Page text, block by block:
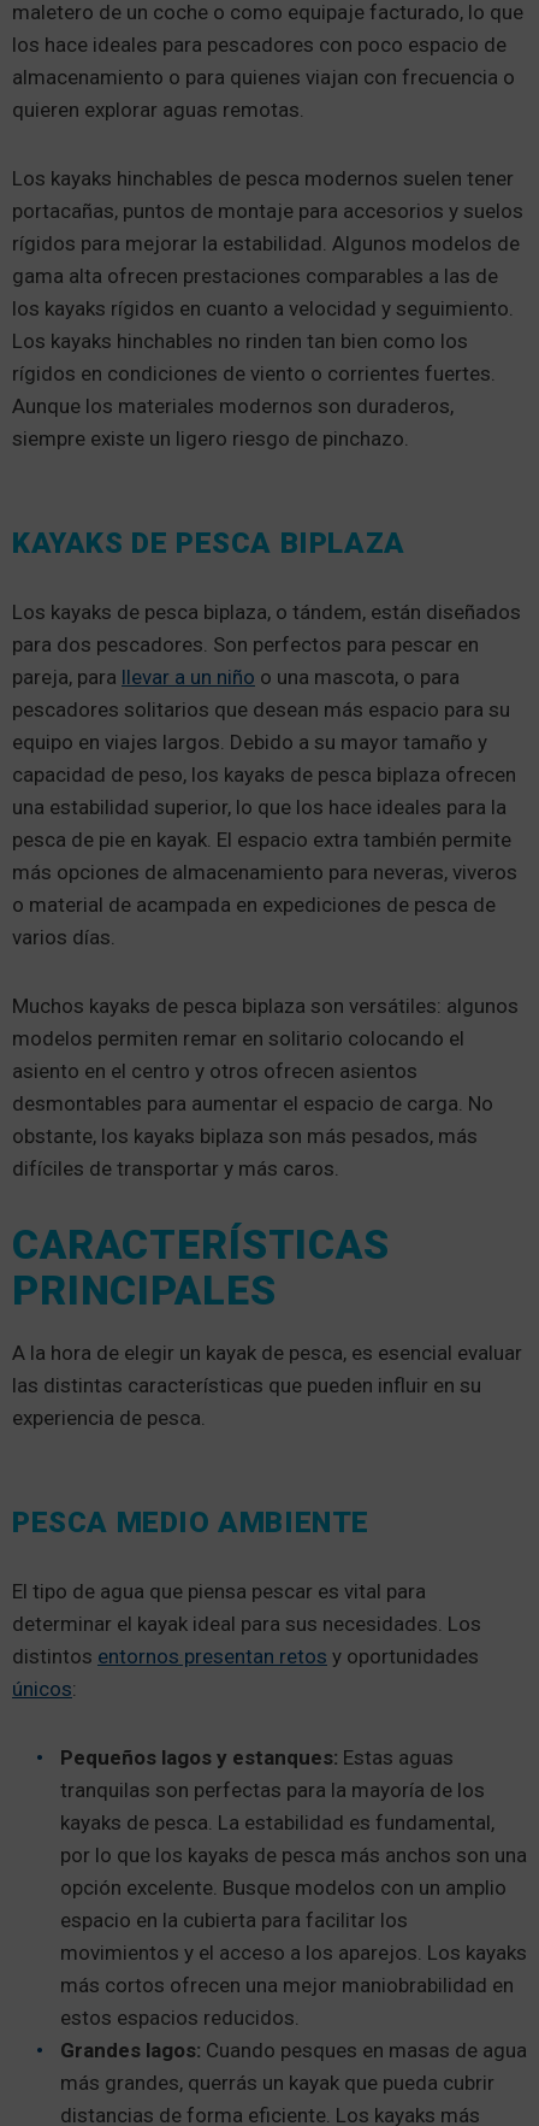
maletero de un coche o como equipaje facturado, lo que
los hace ideales para pescadores con poco espacio de
almacenamiento o para quienes viajan con frecuencia o
quieren explorar aguas remotas.
Los kayaks hinchables de pesca modernos suelen tener
portacañas, puntos de montaje para accesorios y suelos
rígidos para mejorar la estabilidad. Algunos modelos de
gama alta ofrecen prestaciones comparables a las de
los kayaks rígidos en cuanto a velocidad y seguimiento.
Los kayaks hinchables no rinden tan bien como los
rígidos en condiciones de viento o corrientes fuertes.
Aunque los materiales modernos son duraderos,
siempre existe un ligero riesgo de pinchazo.
KAYAKS DE PESCA BIPLAZA
Los kayaks de pesca biplaza, o tándem, están diseñados
para dos pescadores. Son perfectos para pescar en
pareja, para llevar a un niño o una mascota, o para
pescadores solitarios que desean más espacio para su
equipo en viajes largos. Debido a su mayor tamaño y
capacidad de peso, los kayaks de pesca biplaza ofrecen
una estabilidad superior, lo que los hace ideales para la
pesca de pie en kayak. El espacio extra también permite
más opciones de almacenamiento para neveras, viveros
o material de acampada en expediciones de pesca de
varios días.
Muchos kayaks de pesca biplaza son versátiles: algunos
modelos permiten remar en solitario colocando el
asiento en el centro y otros ofrecen asientos
desmontables para aumentar el espacio de carga. No
obstante, los kayaks biplaza son más pesados, más
difíciles de transportar y más caros.
CARACTERÍSTICAS
PRINCIPALES
A la hora de elegir un kayak de pesca, es esencial evaluar
las distintas características que pueden influir en su
experiencia de pesca.
PESCA MEDIO AMBIENTE
El tipo de agua que piensa pescar es vital para
determinar el kayak ideal para sus necesidades. Los
distintos entornos presentan retos y oportunidades
únicos:
Pequeños lagos y estanques: Estas aguas
tranquilas son perfectas para la mayoría de los
kayaks de pesca. La estabilidad es fundamental,
por lo que los kayaks de pesca más anchos son una
opción excelente. Busque modelos con un amplio
espacio en la cubierta para facilitar los
movimientos y el acceso a los aparejos. Los kayaks
más cortos ofrecen una mejor maniobrabilidad en
estos espacios reducidos.
Grandes lagos: Cuando pesques en masas de agua
más grandes, querrás un kayak que pueda cubrir
distancias de forma eficiente. Los kayaks más